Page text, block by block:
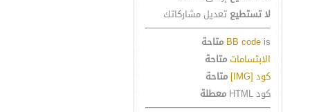
لا تستطيع تعديل مشاركاتك
BB code is
متاحة
الابتساماتمتاحة
كود [IMG]
متاحة
كود HTML
معطلة